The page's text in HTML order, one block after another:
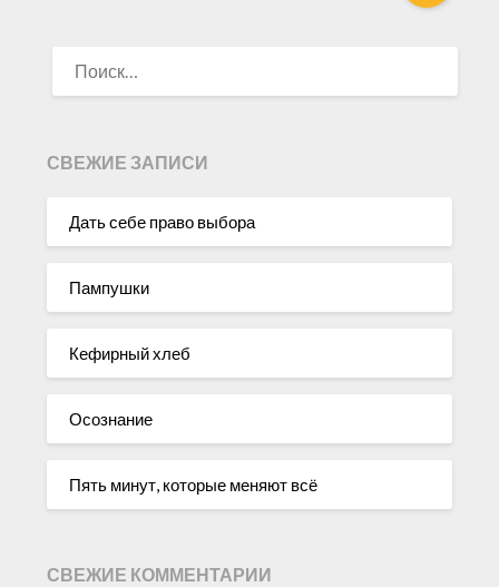
СВЕЖИЕ ЗАПИСИ
Дать себе право выбора
Пампушки
Кефирный хлеб
Осознание
Пять минут, которые меняют всё
СВЕЖИЕ КОММЕНТАРИИ